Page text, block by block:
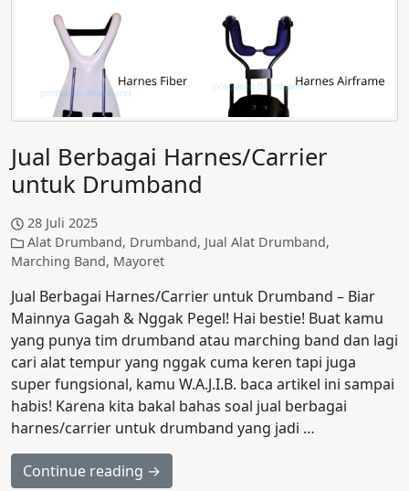
Jual Berbagai Harnes/Carrier
untuk Drumband
28 Juli 2025
Alat Drumband, Drumband, Jual Alat Drumband,
Marching Band, Mayoret
Jual Berbagai Harnes/Carrier untuk Drumband – Biar
Mainnya Gagah & Nggak Pegel! Hai bestie! Buat kamu
yang punya tim drumband atau marching band dan lagi
cari alat tempur yang nggak cuma keren tapi juga
super fungsional, kamu W.A.J.I.B. baca artikel ini sampai
habis! Karena kita bakal bahas soal jual berbagai
harnes/carrier untuk drumband yang jadi …
Continue reading →